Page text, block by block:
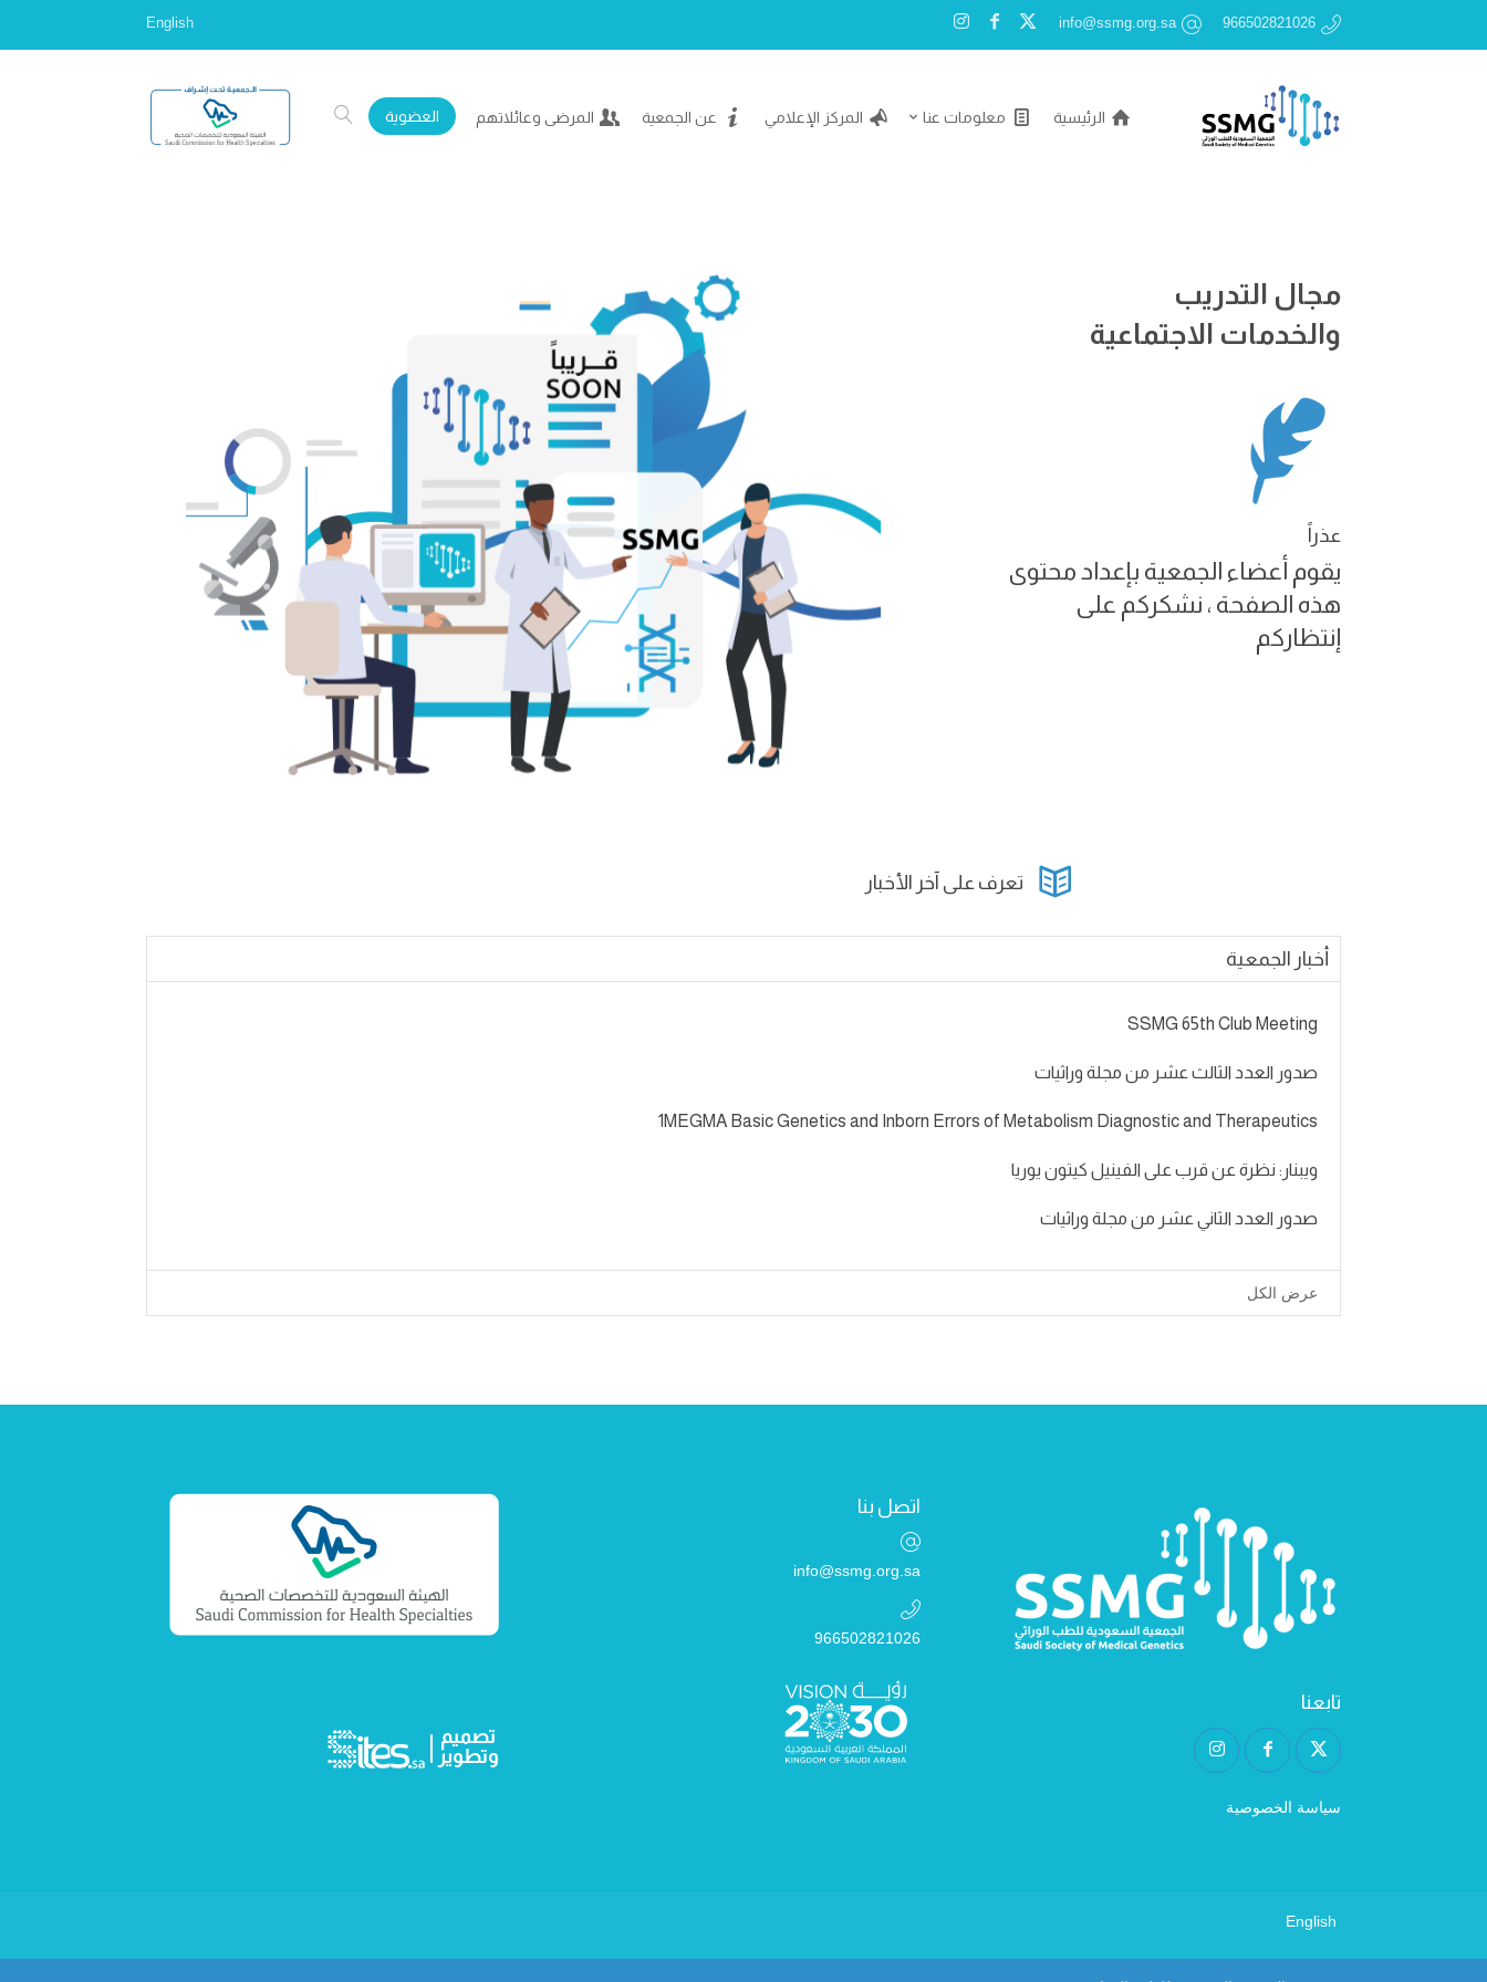
966502821026
info@ssmg.org.sa
English
الرئيسية معلومات عنا المركز الإعلامي عن الجمعية المرضى وعائلاتهم العضوية
مجال التدريب
والخدمات الاجتماعية

عذراً
يقوم أعضاء الجمعية بإعداد محتوى
هذه الصفحة ، نشكركم على
إنتظاركم
 تعرف على آخر الأخبار
أخبار الجمعية
SSMG 65th Club Meeting
صدور العدد الثالث عشر من مجلة وراثيات
1MEGMA Basic Genetics and Inborn Errors of Metabolism Diagnostic and Therapeutics
ويبنار: نظرة عن قرب على الفينيل كيتون يوريا
صدور العدد الثاني عشر من مجلة وراثيات
عرض الكل
تابعنا
سياسة الخصوصية
اتصل بنا
info@ssmg.org.sa
966502821026
English